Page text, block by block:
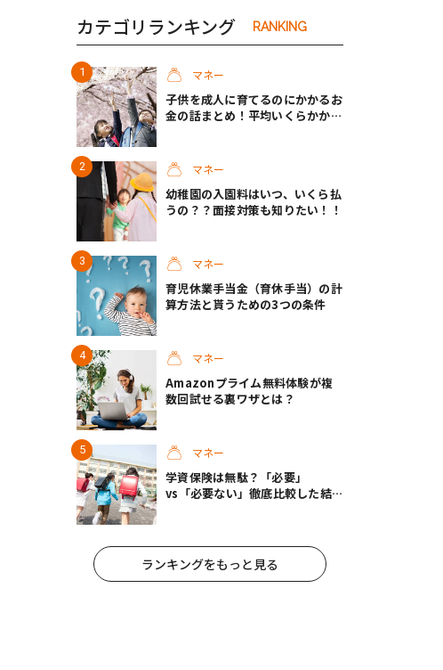
カテゴリランキング RANKING
マネー
子供を成人に育てるのにかかるお
金の話まとめ！平均いくらかか
マネー
幼稚園の入園料はいつ、いくら払
うの？？面接対策も知りたい！！
マネー
育児休業手当金（育休手当）の計
算方法と貰うための3つの条件
マネー
Amazonプライム無料体験が複
数回試せる裏ワザとは？
マネー
学資保険は無駄？「必要」
vs「必要ない」徹底比較した結
ランキングをもっと見る